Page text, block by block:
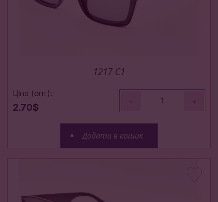
1217 C1
Ціна (опт):
2.70$
- +
Додати в кошик